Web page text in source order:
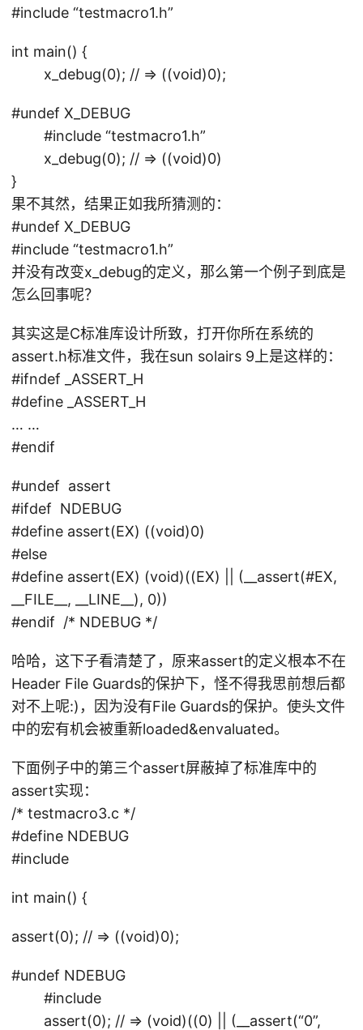
#include “testmacro1.h”
int main() {
x_debug(0); // => ((void)0);
#undef X_DEBUG
#include “testmacro1.h”
x_debug(0); // => ((void)0)
}
果不其然，结果正如我所猜测的：
#undef X_DEBUG
#include “testmacro1.h”
并没有改变x_debug的定义，那么第一个例子到底是
怎么回事呢？
其实这是C标准库设计所致，打开你所在系统的
assert.h标准文件，我在sun solairs 9上是这样的：
#ifndef _ASSERT_H
#define _ASSERT_H
… …
#endif
#undef assert
#ifdef NDEBUG
#define assert(EX) ((void)0)
#else
#define assert(EX) (void)((EX) || (__assert(#EX,
__FILE__, __LINE__), 0))
#endif /* NDEBUG */
哈哈，这下子看清楚了，原来assert的定义根本不在
Header File Guards的保护下，怪不得我思前想后都
对不上呢:)，因为没有File Guards的保护。使头文件
中的宏有机会被重新loaded&envaluated。
下面例子中的第三个assert屏蔽掉了标准库中的
assert实现：
/* testmacro3.c */
#define NDEBUG
#include
int main() {
assert(0); // => ((void)0);
#undef NDEBUG
#include
assert(0); // => (void)((0) || (__assert(“0”,